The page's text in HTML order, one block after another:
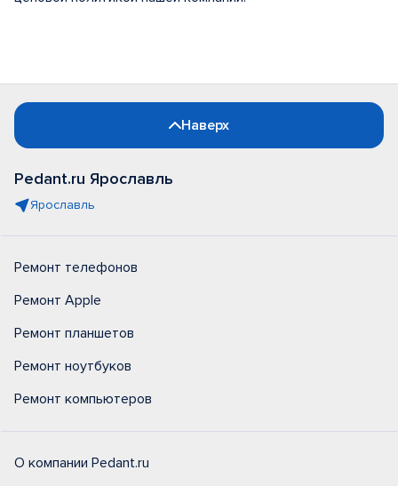
Наверх
Pedant.ru Ярославль
Ярославль
Ремонт телефонов
Ремонт Apple
Ремонт планшетов
Ремонт ноутбуков
Ремонт компьютеров
О компании Pedant.ru